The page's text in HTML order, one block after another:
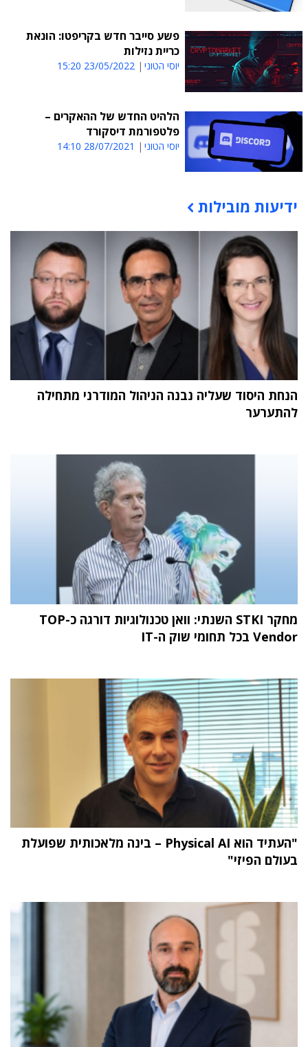
פשע סייבר חדש בקריפטו: הונאת
כריית נזילות
יוסי הטוני 23/05/2022 15:20
הלהיט החדש של ההאקרים –
פלטפורמת דיסקורד
יוסי הטוני 28/07/2021 14:10
תוכן פרסומי
ידיעות מובילות
הנחת היסוד שעליה נבנה הניהול המודרני מתחילה
להתערער
מחקר STKI השנתי: וואן טכנולוגיות דורגה כ-TOP
Vendor בכל תחומי שוק ה-IT
"העתיד הוא Physical AI – בינה מלאכותית שפועלת
בעולם הפיזי"